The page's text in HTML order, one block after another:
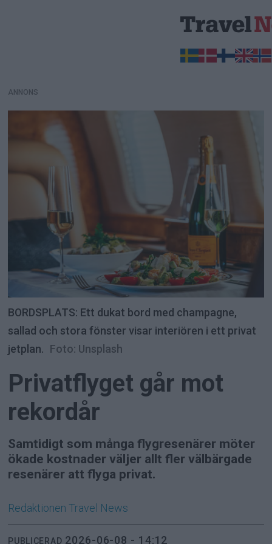
ANNONS
BORDSPLATS: Ett dukat bord med champagne,
sallad och stora fönster visar interiören i ett privat
jetplan. Foto: Unsplash
Privatflyget går mot
rekordår
Samtidigt som många flygresenärer möter
ökade kostnader väljer allt fler välbärgade
resenärer att flyga privat.
Redaktionen Travel News
PUBLICERAD 2026-06-08 - 14:12